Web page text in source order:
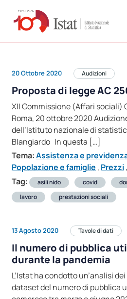
20 Ottobre 2020 Audizioni
Proposta di legge AC
XII Commissione (Affari sociali)
Roma, 20 ottobre 2020
dell’Istituto nazionale di
Blangiardo In questa […]
Tema:Assistenza e
Popolazione e famiglie , Prezzi,
Tag:
asili nido covid
lavoro
prestazioni sociali
13 Agosto 2020 Tavole di dati
Il numero di pubblica
durante la pandemia
L’Istat ha condotto un’analisi
dataset del numero di pubblica